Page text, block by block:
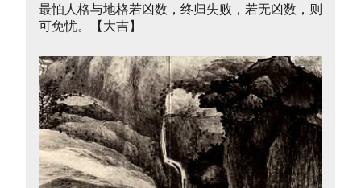
最怕人格与地格若凶数，终归失败，若无凶数，则
可免忧。【大吉】